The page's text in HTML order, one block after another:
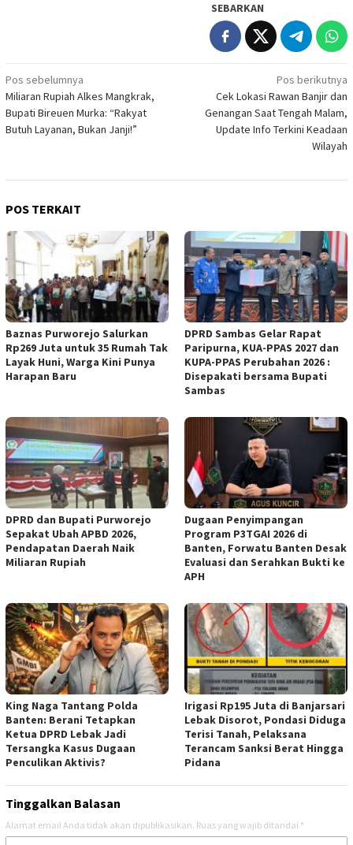
SEBARKAN
Navigasi
pos
Pos sebelumnya
Miliaran Rupiah Alkes Mangkrak,
Bupati Bireuen Murka: “Rakyat
Butuh Layanan, Bukan Janji!”
Pos berikutnya
Cek Lokasi Rawan Banjir dan
Genangan Saat Tengah Malam,
Update Info Terkini Keadaan
Wilayah
POS TERKAIT
Baznas Purworejo Salurkan
Rp269 Juta untuk 35 Rumah Tak
Layak Huni, Warga Kini Punya
Harapan Baru ‎
DPRD Sambas Gelar Rapat
Paripurna, KUA-PPAS 2027 dan
KUPA-PPAS Perubahan 2026 :
Disepakati bersama Bupati
Sambas
DPRD dan Bupati Purworejo
Sepakat Ubah APBD 2026,
Pendapatan Daerah Naik
Miliaran Rupiah ‎
Dugaan Penyimpangan
Program P3TGAI 2026 di
Banten, Forwatu Banten Desak
Evaluasi dan Serahkan Bukti ke
APH
‎King Naga Tantang Polda
Banten: Berani Tetapkan
Ketua DPRD Lebak Jadi
Tersangka Kasus Dugaan
Penculikan Aktivis? ‎
Irigasi Rp195 Juta di Banjarsari
Lebak Disorot, Pondasi Diduga
Terisi Tanah, Pelaksana
Terancam Sanksi Berat Hingga
Pidana
Tinggalkan Balasan
Alamat email Anda tidak akan dipublikasikan. Ruas yang wajib ditandai *